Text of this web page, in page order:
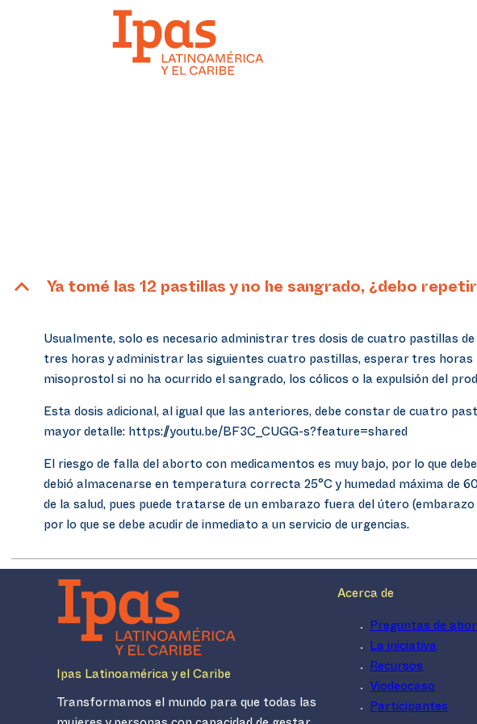
B Ya tomé las 12 pastillas y no he sangrado, ¿debo
Usualmente, solo es necesario administrar tres dosis de cuatro pastillas
tres horas y administrar las siguientes cuatro pastillas, esperar tres horas
misoprostol si no ha ocurrido el sangrado, los cólicos o la expulsión del
Esta dosis adicional, al igual que las anteriores, debe constar de cuatro
mayor detalle: https://youtu.be/BF3C_CUGG-s?feature=shared
El riesgo de falla del aborto con medicamentos es muy bajo, por lo que
debió almacenarse en temperatura correcta 25°C y humedad máxima de
de la salud, pues puede tratarse de un embarazo fuera del útero
por lo que se debe acudir de inmediato a un servicio de urgencias.
Ipas Latinoamérica y el Caribe
Transformamos el mundo para que todas las
Acerca de
Preguntas de
La iniciativa
Recursos
Viodeocaso
Participantes